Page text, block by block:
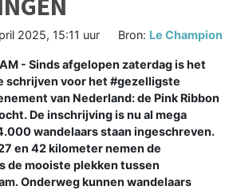
2025, 15:11 uur Bron: Le Champion
- Sinds afgelopen zaterdag is het
schrijven voor het #gezelligste
van Nederland: de Pink Ribbon
De inschrijving is nu al mega
wandelaars staan ingeschreven.
en 42 kilometer nemen de
de mooiste plekken tussen
Onderweg kunnen wandelaars